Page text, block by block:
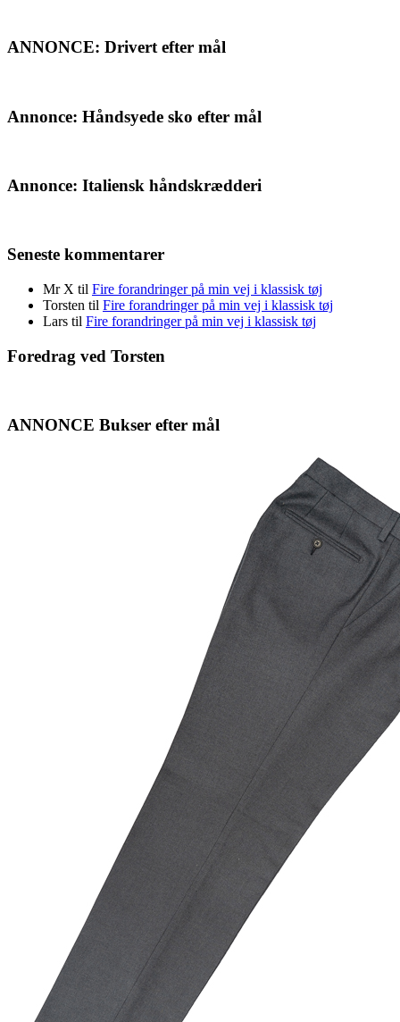
ANNONCE: Drivert efter mål
Annonce: Håndsyede sko efter mål
Annonce: Italiensk håndskrædderi
Seneste kommentarer
Mr X til Fire forandringer på min vej i klassisk tøj
Torsten til Fire forandringer på min vej i klassisk tøj
Lars til Fire forandringer på min vej i klassisk tøj
Foredrag ved Torsten
ANNONCE Bukser efter mål